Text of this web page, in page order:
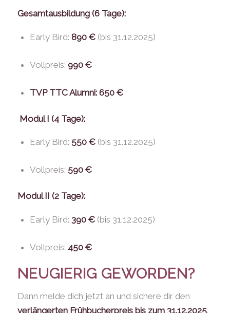
Gesamtausbildung (6 Tage):
Early Bird: 890 €(bis 31.12.2025)
Vollpreis: 990 €
TVP TTC Alumni:650 €
Modul I (4 Tage):
Early Bird: 550 €(bis 31.12.2025)
Vollpreis: 590 €
Modul II (2 Tage):
Early Bird: 390 €(bis 31.12.2025)
Vollpreis: 450 €
NEUGIERIG GEWORDEN?
Dann melde dich jetzt an und sichere dir den
verlängerten Frühbucherpreis bis zum 31.12.2025.